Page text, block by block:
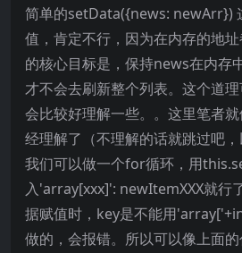
简单的setData({news: newArr})
值，肯定不行，因为在内存的地
的核心目标是，保持news在内存
才不会去刷新整个列表。这个道
会比较好理解一些。。这里笔者
经理解了（不理解的话就跳过吧，
我们可以做一个for循环，用
入'array[xxx]': newItemXXX就行
据赋值时，key是不能用
做的，会报错。所以可以像上面